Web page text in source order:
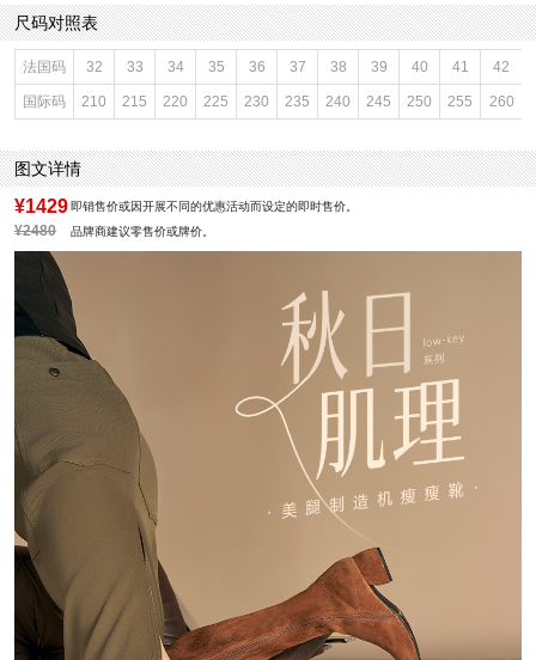
鞋类流行款式：时装靴
流行元素：纯色
靴筒筒面材质：羊皮革
闭合方式：侧拉链
前掌高度：无
款式季节：冬季
配跟：无
鞋垫材质：猪皮革
风格分类：时装靴
鞋头款式：方头
跟高数值：5CM
性别：女子
皮质特征：羊皮革
筒高范围：中筒（20-28cm）
里料材质：猪皮革
所在区域：电子商务
防水台高度：无
风格：休闲
尺码对照表
法国码 32 33 34 35 36 37 38 39 40 41 42
国际码 210 215 220 225 230 235 240 245 250 255 260
图文详情
¥1429 即销售价或因开展不同的优惠活动而设定的即时售价。
¥2480 品牌商建议零售价或牌价。